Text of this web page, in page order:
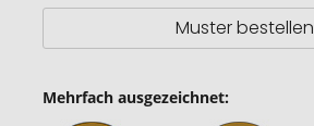
Muster bestellen
Mehrfach ausgezeichnet: